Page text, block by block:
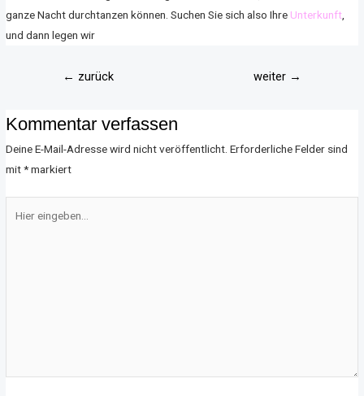
ganze Nacht durchtanzen können. Suchen Sie sich also Ihre Unterkunft,
und dann legen wir
← zurück weiter →
Kommentar verfassen
Deine E-Mail-Adresse wird nicht veröffentlicht. Erforderliche Felder sind
mit*markiert